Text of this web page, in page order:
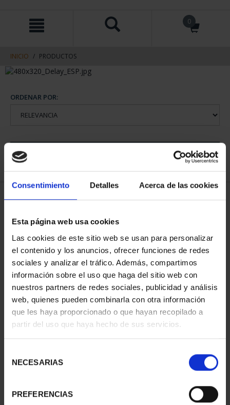
Consentimiento Detalles Acerca de las cookies
Esta página web usa cookies
Las cookies de este sitio web se usan para personalizar
el contenido y los anuncios, ofrecer funciones de redes
sociales y analizar el tráfico. Además, compartimos
información sobre el uso que haga del sitio web con
nuestros partners de redes sociales, publicidad y análisis
web, quienes pueden combinarla con otra información
que les haya proporcionado o que hayan recopilado a
partir del uso que haya hecho de sus servicios.
NECESARIAS
PREFERENCIAS
contenido
navegacin
0
INICIO PRODUCTOS
ORDENAR POR:
1 Productos encontrados
245,00 €